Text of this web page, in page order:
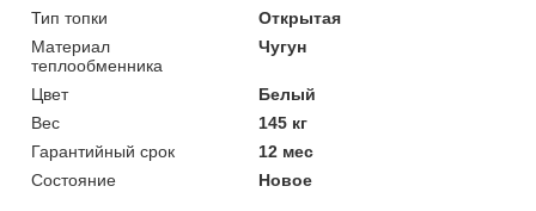
Тип топки
Открытая
Материал
теплообменника
Чугун
Цвет
Белый
Вес
145 кг
Гарантийный срок
12 мес
Состояние
Новое